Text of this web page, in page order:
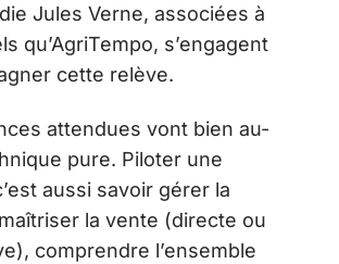
Jules Verne, associées à
qu’AgriTempo, s’engagent
cette relève.
attendues vont bien au-
pure. Piloter une
aussi savoir gérer la
la vente (directe ou
comprendre l’ensemble